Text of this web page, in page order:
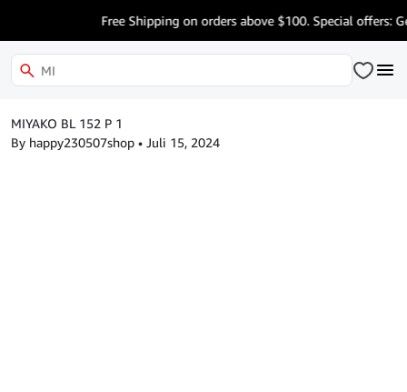
Free Shipping on orders above $100. Special offers:
MIYAKO BL 152 P 1
By happy230507shop • Juli 15, 2024